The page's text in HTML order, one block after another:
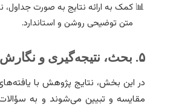
کمک به ارائه نتایج به صورت جداول،
متن توضیحی روشن و استاندارد.
۵. بحث، نتیجه‌گیری و نگارش نهایی
در این بخش، نتایج پژوهش با
مقایسه و تبیین می‌شوند و به